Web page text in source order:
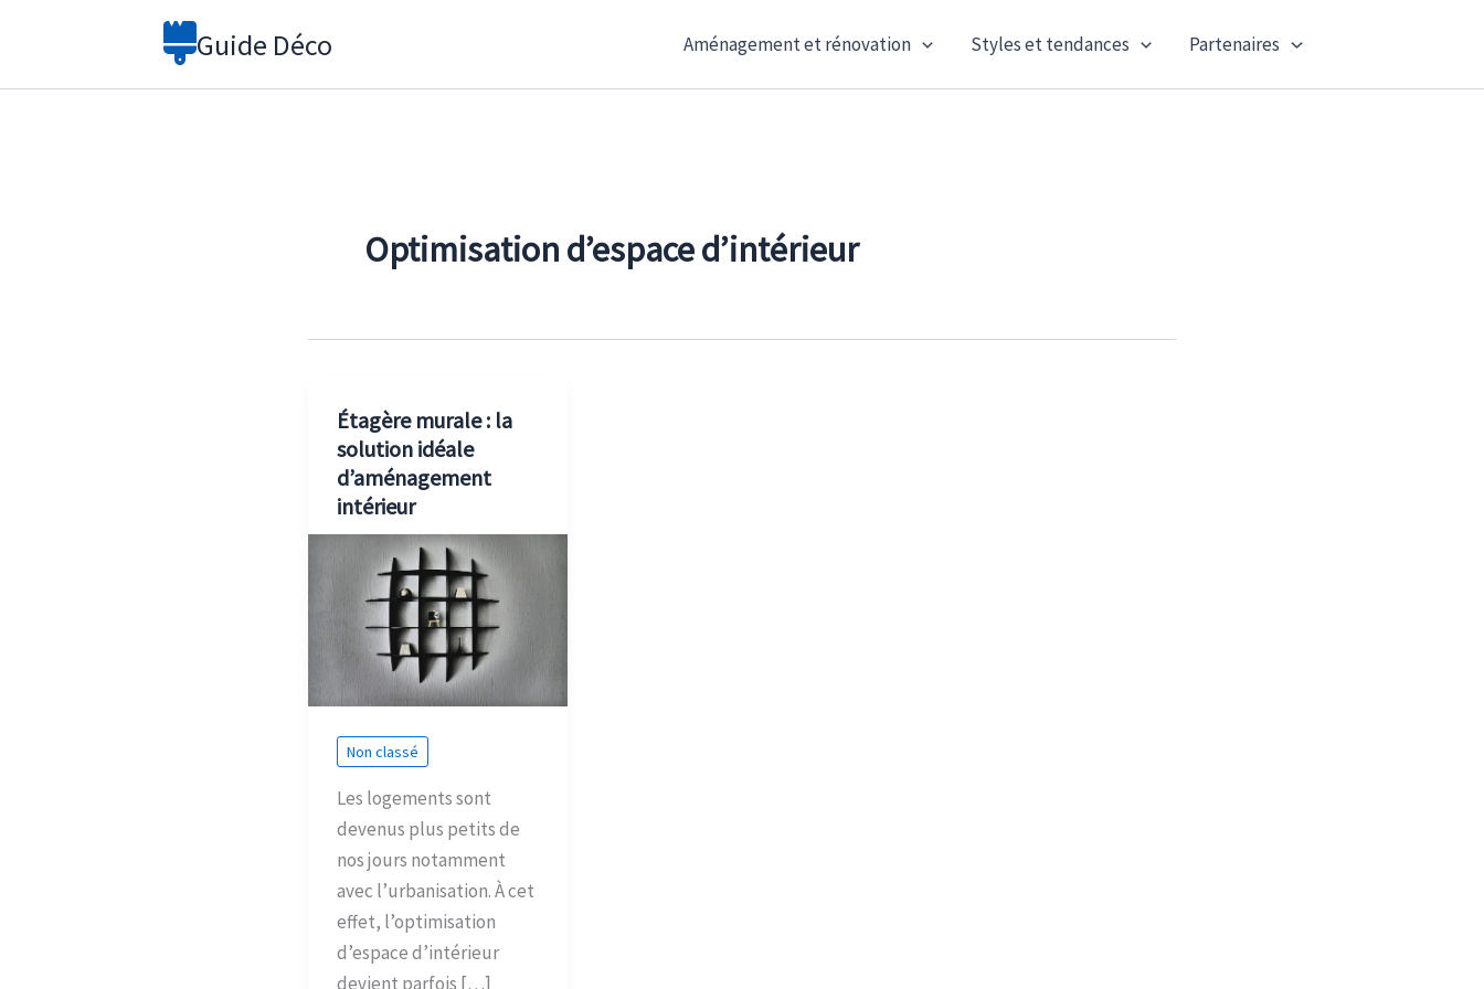
Guide Déco Aménagement et rénovation Styles et tendances Partenaires
Optimisation d’espace d’intérieur
Étagère murale : la
solution idéale
d’aménagement
intérieur
Non classé
Les logements sont
devenus plus petits de
nos jours notamment
avec l’urbanisation. À cet
effet, l’optimisation
d’espace d’intérieur
devient parfois […]